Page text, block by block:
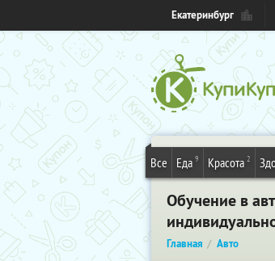
Екатеринбург
Все Еда 9 Красота 2
Обучение в
Главная Авто